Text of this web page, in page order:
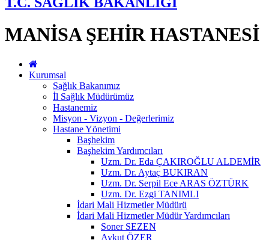
MANİSA ŞEHİR HASTANESİ
Kurumsal
Sağlık Bakanımız
İl Sağlık Müdürümüz
Hastanemiz
Misyon - Vizyon - Değerlerimiz
Hastane Yönetimi
Başhekim
Başhekim Yardımcıları
Uzm. Dr. Eda ÇAKIROĞLU ALDEMİR
Uzm. Dr. Aytaç BUKIRAN
Uzm. Dr. Serpil Ece ARAS ÖZTÜRK
Uzm. Dr. Ezgi TANIMLI
İdari Mali Hizmetler Müdürü
İdari Mali Hizmetler Müdür Yardımcıları
Soner SEZEN
Aykut ÖZER